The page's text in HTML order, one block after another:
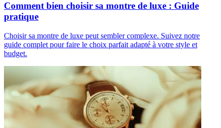
Comment bien choisir sa montre de luxe : Guide
pratique
Choisir sa montre de luxe peut sembler complexe. Suivez notre
guide complet pour faire le choix parfait adapté à votre style et
budget.